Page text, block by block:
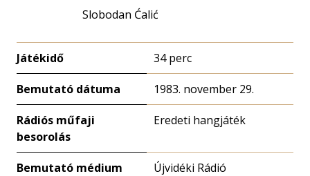
Slobodan Ćalić
Játékidő 34 perc
Bemutató dátuma 1983. november 29.
Rádiós műfaji
besorolás
Eredeti hangjáték
Bemutató médium Újvidéki Rádió